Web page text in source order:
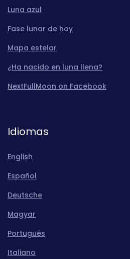
Luna azul
Fase lunar de hoy
Mapa estelar
¿Ha nacido en luna llena?
NextFullMoon on Facebook
Idiomas
English
Español
Deutsche
Magyar
Português
Italiano